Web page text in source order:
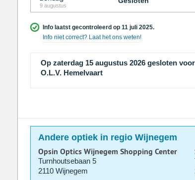
9 augustus
Info laatst gecontroleerd op 11 juli 2025.
Info niet correct? Laat het ons weten!
Op zaterdag 15 augustus 2026 gesloten voor
O.L.V. Hemelvaart
Andere optiek in regio Wijnegem
Opsin Optics Wijnegem Shopping Center
Turnhoutsebaan 5
2110 Wijnegem